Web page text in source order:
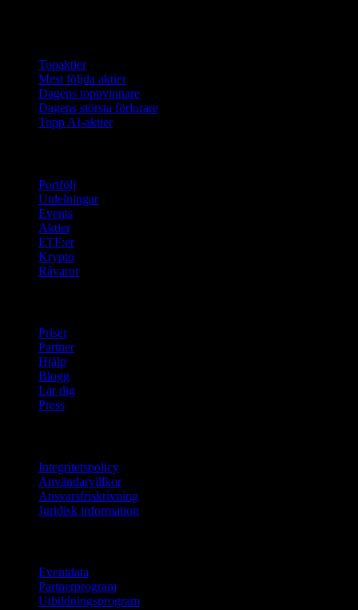
Topaktier
Mest följda aktier
Dagens toppvinnare
Dagens största förlorare
Topp AI-aktier
Portfölj
Utdelningar
Events
Aktier
ETF:er
Krypto
Råvaror
Priser
Partner
Hjälp
Blogg
Lär dig
Press
Integritetspolicy
Användarvillkor
Ansvarsfriskrivning
Juridisk information
Eventdata
Partnerprogram
Utbildningsprogram